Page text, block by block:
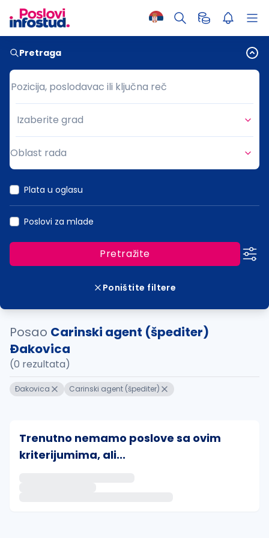
Pretraga
Pozicija, poslodavac ili ključna reč
Pozicija, poslodavac ili ključna reč
Grad
Izaberite grad
Oblast rada
Plata u oglasu
Poslovi za mlade
Pretražite
Poništite filtere
Posao Carinski agent (špediter)
Ðakovica
(0 rezultata)
Ðakovica Carinski agent (špediter)
Trenutno nemamo poslove sa ovim
kriterijumima, ali...